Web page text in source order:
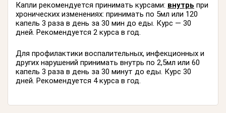
Капли рекомендуется принимать курсами: внутрь при
хронических изменениях: принимать по 5мл или 120
капель 3 раза в день за 30 мин до еды. Курс — 30
дней. Рекомендуется 2 курса в год.
Для профилактики воспалительных, инфекционных и
других нарушений принимать внутрь по 2,5мл или 60
капель 3 раза в день за 30 минут до еды. Курс 30
дней. Рекомендуется 4 курса в год.